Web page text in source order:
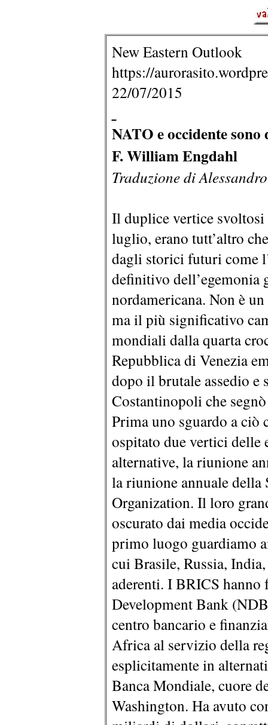
New Eastern Outlook
https://
22/07/2015
NATO e occidente
F. William Engdahl
Traduzione di
Il duplice vertice
luglio, erano tutt’altro
dagli storici futuri come
definitivo dell’egemonia
nordamericana. Non è
ma il più significativo
mondiali dalla quarta
Repubblica di Venezia
dopo il brutale assedio e
Costantinopoli che
Prima uno sguardo a ciò
ospitato due vertici delle
alternative, la riunione
la riunione annuale della
Organization. Il loro
oscurato dai media
primo luogo guardiamo
cui Brasile, Russia,
aderenti. I BRICS
Development Bank
centro bancario e
Africa al servizio della
esplicitamente in
Banca Mondiale, cuore
Washington. Ha avuto